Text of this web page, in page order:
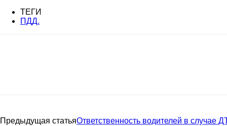
Советский
ТЕГИ
ПДД.
Предыдущая статьяОтветственность водителей в случае